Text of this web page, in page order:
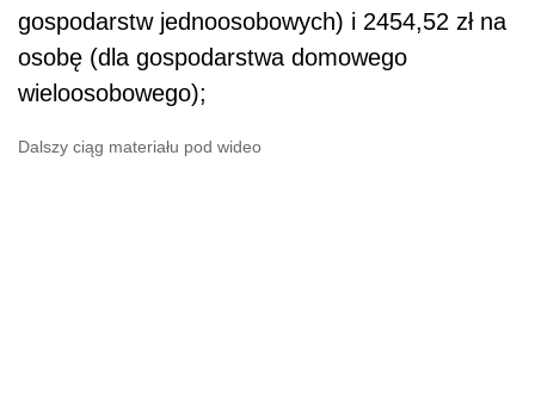
gospodarstw jednoosobowych) i 2454,52 zł na
osobę (dla gospodarstwa domowego
wieloosobowego);
Dalszy ciąg materiału pod wideo